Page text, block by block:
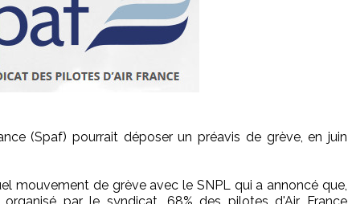
(Spaf) pourrait déposer un préavis de grève, en juin
mouvement de grève avec le SNPL qui a annoncé que,